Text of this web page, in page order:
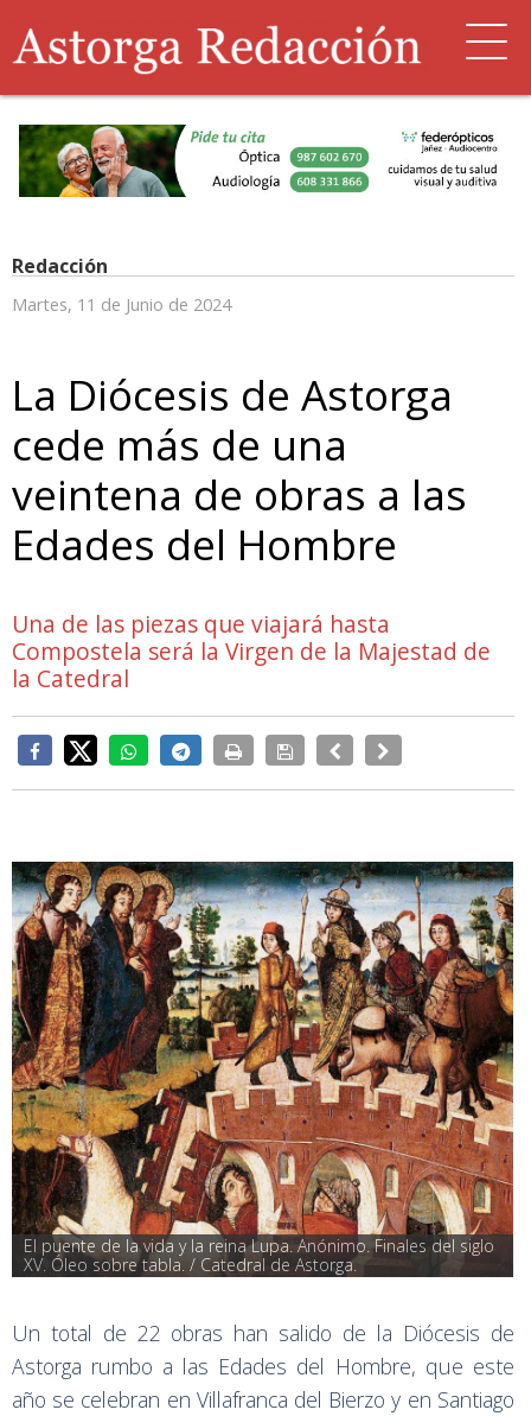
Redacción
Martes, 11 de Junio de 2024
La Diócesis de Astorga
cede más de una
veintena de obras a las
Edades del Hombre
Una de las piezas que viajará hasta
Compostela será la Virgen de la Majestad de
la Catedral
El puente de la vida y la reina Lupa. Anónimo. Finales del siglo
XV. Óleo sobre tabla. / Catedral de Astorga.
Un total de 22 obras han salido de la Diócesis de
Astorga rumbo a las Edades del Hombre, que este
año se celebran en Villafranca del Bierzo y en Santiago